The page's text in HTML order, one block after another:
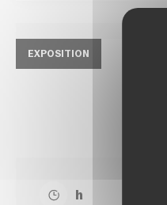
EXPOSITION
h